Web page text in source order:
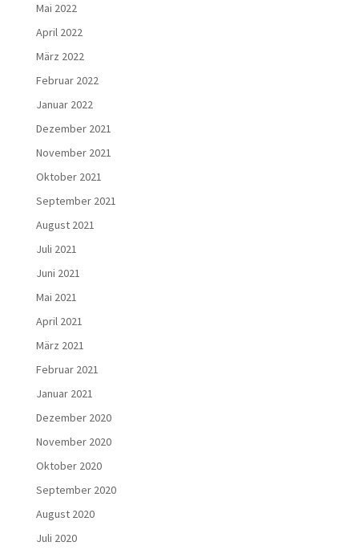
Mai 2022
April 2022
März 2022
Februar 2022
Januar 2022
Dezember 2021
November 2021
Oktober 2021
September 2021
August 2021
Juli 2021
Juni 2021
Mai 2021
April 2021
März 2021
Februar 2021
Januar 2021
Dezember 2020
November 2020
Oktober 2020
September 2020
August 2020
Juli 2020